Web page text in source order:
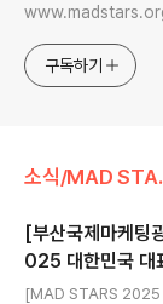
구독하기
소식
[부산국제마케
025 대한민국
[MAD STARS 2025